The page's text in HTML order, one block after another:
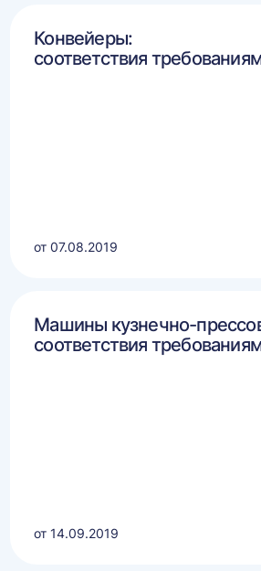
Конвейеры:
соответствия
от 07.08.2019
Машины кузнечно-
соответствия
от 14.09.2019